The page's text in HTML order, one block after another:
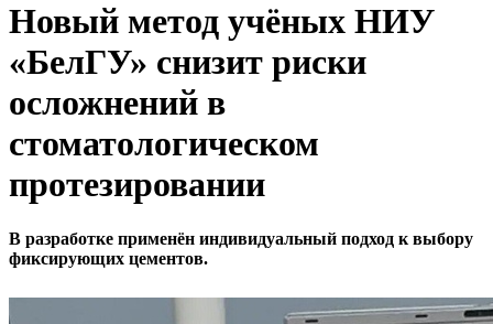
Новый метод учёных НИУ
«БелГУ» снизит риски
осложнений в
стоматологическом
протезировании
В разработке применён индивидуальный подход к выбору
фиксирующих цементов.